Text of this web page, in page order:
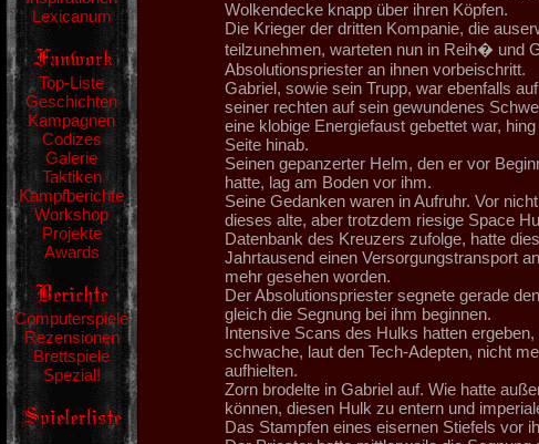
Lexicanum
Top-Liste
Geschichten
Kampagnen
Codizes
Galerie
Taktiken
Kampfberichte
Workshop
Projekte
Awards
Computerspiele
Rezensionen
Brettspiele
Spezial!
Wolkendecke knapp über ihren Köpfen.
Die Krieger der dritten Kompanie, die
teilzunehmen, warteten nun in Reih� und
Absolutionspriester an ihnen vorbeischritt.
Gabriel, sowie sein Trupp, war ebenfalls
seiner rechten auf sein gewundenes
eine klobige Energiefaust gebettet war,
Seite hinab.
Seinen gepanzerter Helm, den er vor
hatte, lag am Boden vor ihm.
Seine Gedanken waren in Aufruhr. Vor
dieses alte, aber trotzdem riesige Space
Datenbank des Kreuzers zufolge, hatte
Jahrtausend einen Versorgungstransport
mehr gesehen worden.
Der Absolutionspriester segnete gerade
gleich die Segnung bei ihm beginnen.
Intensive Scans des Hulks hatten
schwache, laut den Tech-Adepten, nicht
aufhielten.
Zorn brodelte in Gabriel auf. Wie hatte
können, diesen Hulk zu entern und
Das Stampfen eines eisernen Stiefels vor